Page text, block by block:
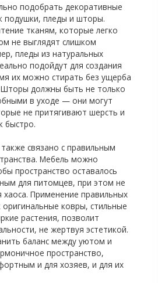
подобрать декоративные
подушки, пледы и шторы.
тканям, которые легко
не выглядят слишком
пледы из натуральных
подойдут для создания
их можно стирать без ущерба
Шторы должны быть не только
в уходе — они могут
не притягивают шерсть и
быстро.
связано с правильным
Мебель можно
пространство оставалось
для питомцев, при этом не
Применение правильных
оригинальные ковры, стильные
растения, позволит
не жертвуя эстетикой.
баланс между уютом и
пространство,
и для хозяев, и для их